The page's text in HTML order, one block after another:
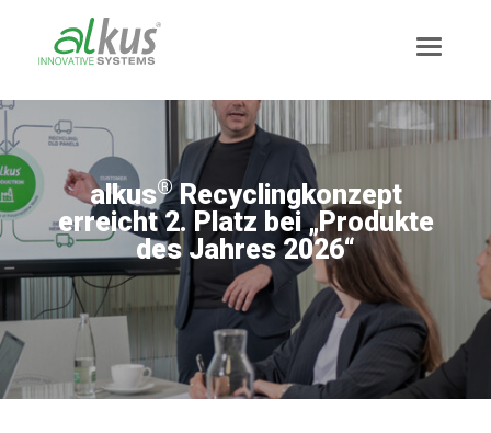
Aktuelles
alkus®Recyclingkonzept
erreicht 2. Platz bei „Produkte
des Jahres 2026“